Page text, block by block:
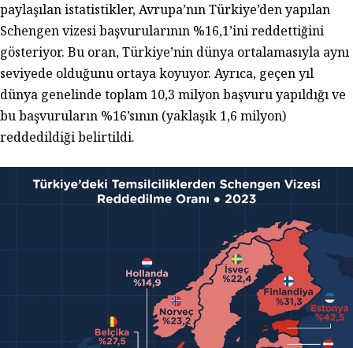
paylaşılan istatistikler, Avrupa’nın Türkiye’den yapılan
Schengen vizesi başvurularının %16,1’ini reddettiğini
gösteriyor. Bu oran, Türkiye’nin dünya ortalamasıyla aynı
seviyede olduğunu ortaya koyuyor. Ayrıca, geçen yıl
dünya genelinde toplam 10,3 milyon başvuru yapıldığı ve
bu başvuruların %16’sının (yaklaşık 1,6 milyon)
reddedildiği belirtildi.